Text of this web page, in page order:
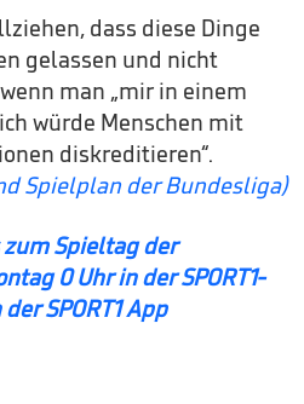
dass diese Dinge
gelassen und nicht
man „mir in einem
würde Menschen mit
diskreditieren“.
Spielplan der Bundesliga)
Spieltag der
0 Uhr in der SPORT1-
SPORT1 App